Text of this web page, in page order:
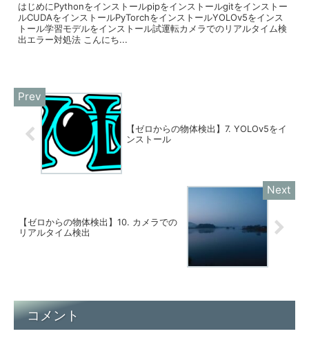
はじめにPythonをインストールpipをインストールgitをインストー
ルCUDAをインストールPyTorchをインストールYOLOv5をインス
トール学習モデルをインストール試運転カメラでのリアルタイム検
出エラー対処法 こんにち...
【ゼロからの物体検出】7. YOLOv5をイ
ンストール
【ゼロからの物体検出】10. カメラでの
リアルタイム検出
コメント